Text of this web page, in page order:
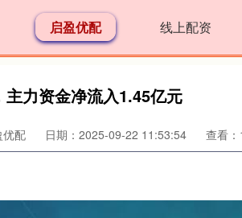
启盈优配 线上配资
力资金净流入1.45亿元
优配 日期：2025-09-22 11:53:54 查看